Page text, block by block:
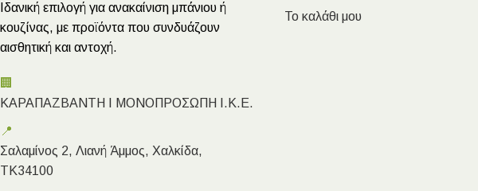
Ιδανική επιλογή για ανακαίνιση μπάνιου ή
κουζίνας, με προϊόντα που συνδυάζουν
αισθητική και αντοχή.
🏢
ΚΑΡΑΠΑΖΒΑΝΤΗ Ι ΜΟΝΟΠΡΟΣΩΠΗ Ι.Κ.Ε.
📍
Σαλαμίνος 2, Λιανή Άμμος, Χαλκίδα,
ΤΚ34100
Το καλάθι μου